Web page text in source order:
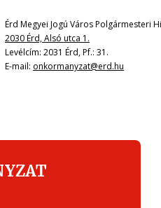
Érd Megyei Jogú Város Polgármesteri
2030 Érd, Alsó utca 1.
Levélcím: 2031 Érd, Pf.: 31.
E-mail: onkormanyzat@erd.hu